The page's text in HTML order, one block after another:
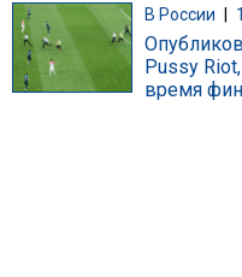
В России
Pussy
время